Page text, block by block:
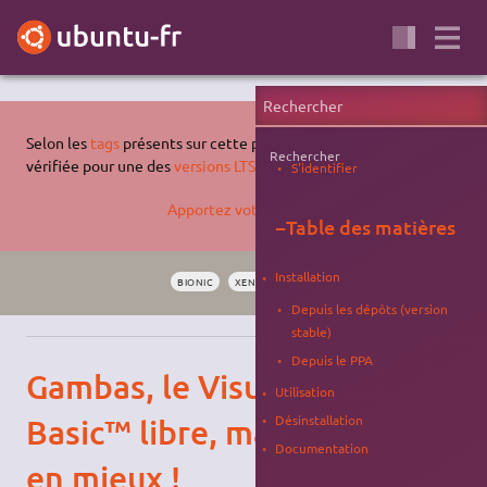
Selon les tags présents sur cette page, celle-ci n'a pas été
vérifiée pour une desversions LTS supportées d'Ubuntu
Apportez votre aide…
BIONIC XENIAL PROGRAMMATION
Gambas, le Visual
Basic™ libre, mais
en mieux !
Rechercher
S'identifier
−Table des matières
Installation
Depuis les dépôts (version
stable)
Depuis le PPA
Utilisation
Désinstallation
Documentation